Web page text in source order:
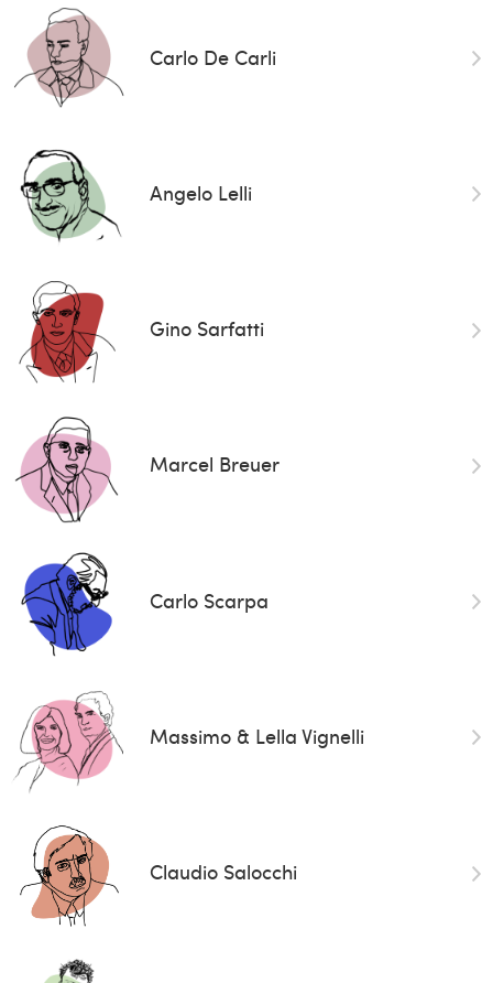
Carlo De Carli
Angelo Lelli
Gino Sarfatti
Marcel Breuer
Carlo Scarpa
Massimo & Lella Vignelli
Claudio Salocchi